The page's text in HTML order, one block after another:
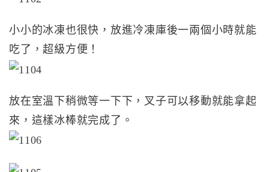
小小的冰凍也很快，放進冷凍庫後一兩個小時就能
吃了，超級方便！
放在室溫下稍微等一下下，叉子可以移動就能拿起
來，這樣冰棒就完成了。